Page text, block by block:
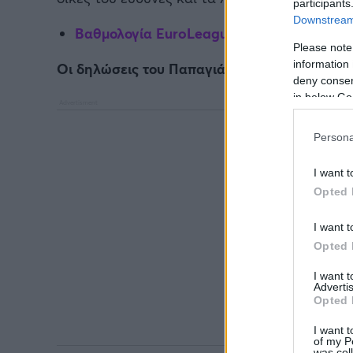
Please
information
deny
in below
I want
Opted
I want
Opted
I want
Opted
I want
of my
Βαθμολογία EuroLeague: Ισόβαθμος στην
Οι δηλώσεις του Παπαγιάννη